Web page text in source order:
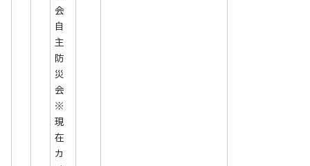
会
自
主
防
災
会
※
現
在
カ